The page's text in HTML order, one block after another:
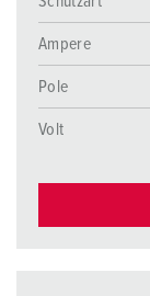
Ampere
Pole
Volt